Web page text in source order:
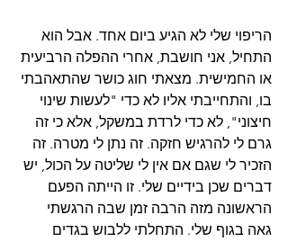
הריפוי שלי לא הגיע ביום אחד. אבל הוא
התחיל, אני חושבת, אחרי ההפלה הרביעית
או החמישית. מצאתי חוג כושר שהתאהבתי
בו, והתחייבתי אליו לא כדי "לעשות שינוי
חיצוני", לא כדי לרדת במשקל, אלא כי זה
גרם לי להרגיש חזקה. זה נתן לי מטרה. זה
הזכיר לי שגם אם אין לי שליטה על הכול, יש
דברים שכן בידיים שלי. זו הייתה הפעם
הראשונה מזה הרבה זמן שבה הרגשתי
גאה בגוף שלי. התחלתי ללבוש בגדים